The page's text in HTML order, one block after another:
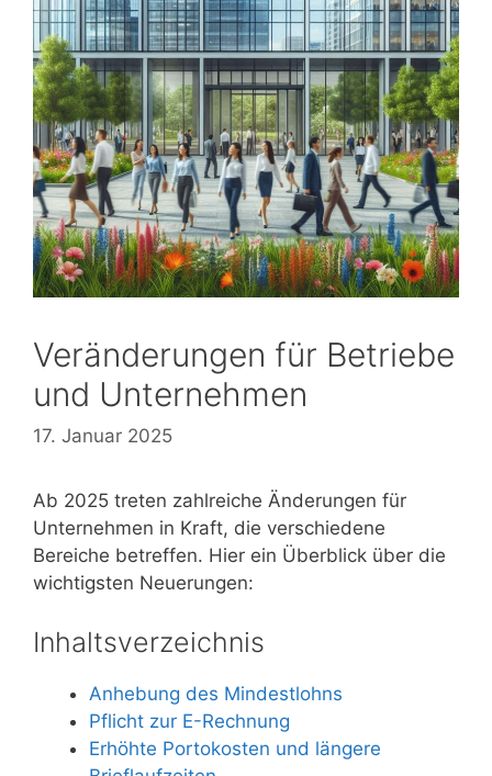
Veränderungen für Betriebe
und Unternehmen
17. Januar 2025
Ab 2025 treten zahlreiche Änderungen für
Unternehmen in Kraft, die verschiedene
Bereiche betreffen. Hier ein Überblick über die
wichtigsten Neuerungen:
Inhaltsverzeichnis
Anhebung des Mindestlohns
Pflicht zur E-Rechnung
Erhöhte Portokosten und längere